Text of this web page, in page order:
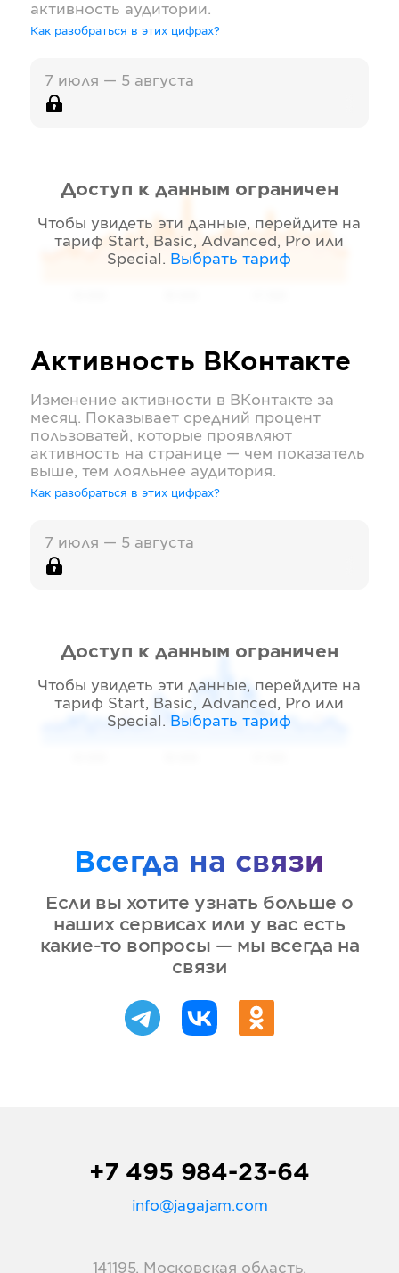
активность аудитории.
Как разобраться в этих цифрах?
7 июля — 5 августа
Доступ к данным ограничен
Чтобы увидеть эти данные, перейдите на
тариф Start, Basic, Advanced, Pro или
Special . Выбрать тариф
Активность ВКонтакте
Изменение активности в ВКонтакте за
месяц. Показывает средний процент
пользоватей, которые проявляют
активность на странице — чем показатель
выше, тем лояльнее аудитория.
Как разобраться в этих цифрах?
7 июля — 5 августа
Доступ к данным ограничен
Чтобы увидеть эти данные, перейдите на
тариф Start, Basic, Advanced, Pro или
Special . Выбрать тариф
Всегда на связи
Если вы хотите узнать больше о
наших сервисах или у вас есть
какие-то вопросы — мы всегда на
связи
+7 495 984-23-64
info@jagajam.com
141195, Московская область,